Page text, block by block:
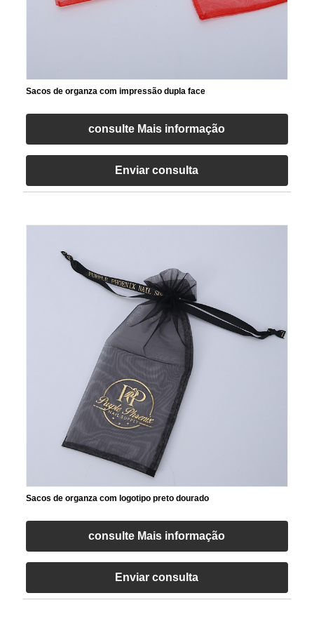
Sacos de organza com impressão dupla face
consulte Mais informação
Enviar consulta
Sacos de organza com logotipo preto dourado
consulte Mais informação
Enviar consulta